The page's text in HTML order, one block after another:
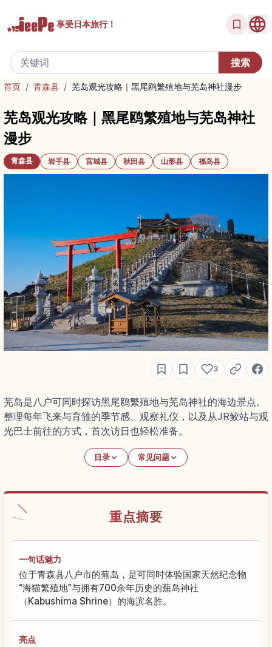
享受日本旅行！
首页 / 青森县 / 芜岛观光攻略｜黑尾鸥繁殖地与芜岛神社漫步
芜岛观光攻略｜黑尾鸥繁殖地与芜岛神社
漫步
青森县 岩手县 宫城县 秋田县 山形县 福岛县
3
芜岛是八户可同时探访黑尾鸥繁殖地与芜岛神社的海边景点。
整理每年飞来与育雏的季节感、观察礼仪，以及从JR鲛站与观
光巴士前往的方式，首次访日也轻松准备。
目录 常见问题
重点摘要
一句话魅力
位于青森县八户市的蕪岛，是可同时体验国家天然纪念物
“海猫繁殖地”与拥有700余年历史的蕪岛神社
（Kabushima Shrine）的海滨名胜。
亮点